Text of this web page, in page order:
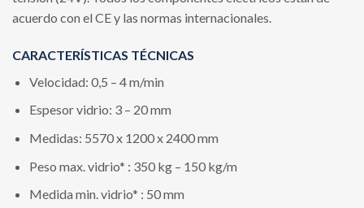
acuerdo con el CE y las normas internacionales.
CARACTERÍSTICAS TÉCNICAS
Velocidad: 0,5 – 4 m/min
Espesor vidrio: 3 – 20 mm
Medidas: 5570 x 1200 x 2400 mm
Peso max. vidrio* : 350 kg – 150 kg/m
Medida min. vidrio* : 50 mm